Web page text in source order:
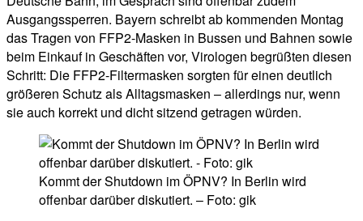
Ausgangssperren. Bayern schreibt ab kommenden Montag
das Tragen von FFP2-Masken in Bussen und Bahnen sowie
beim Einkauf in Geschäften vor, Virologen begrüßten diesen
Schritt: Die FFP2-Filtermasken sorgten für einen deutlich
größeren Schutz als Alltagsmasken – allerdings nur, wenn
sie auch korrekt und dicht sitzend getragen würden.
Kommt der Shutdown im ÖPNV? In Berlin wird
offenbar darüber diskutiert. – Foto: gik